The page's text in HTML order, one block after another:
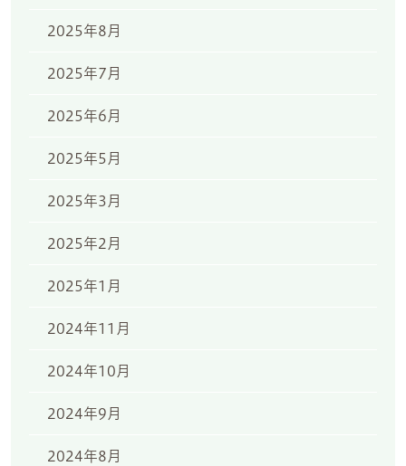
2025年8月
2025年7月
2025年6月
2025年5月
2025年3月
2025年2月
2025年1月
2024年11月
2024年10月
2024年9月
2024年8月